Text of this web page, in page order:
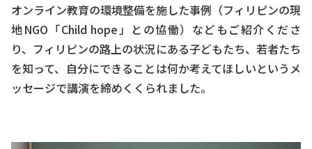
オンライン教育の環境整備を施した事例（フィリピンの現
地NGO「Child hope」との協働）などもご紹介くださ
り、フィリピンの路上の状況にある子どもたち、若者たち
を知って、自分にできることは何か考えてほしいというメ
ッセージで講演を締めくくられました。